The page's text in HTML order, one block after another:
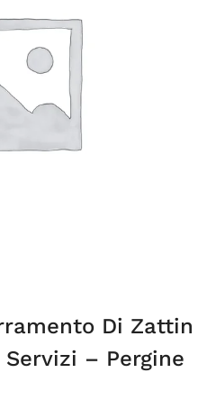
Di Zattin
– Pergine